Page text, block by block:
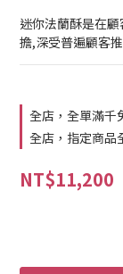
迷你法蘭酥是在
擔,深受普遍顧客
全店，全單滿千
全店，指定商品
NT$11,200